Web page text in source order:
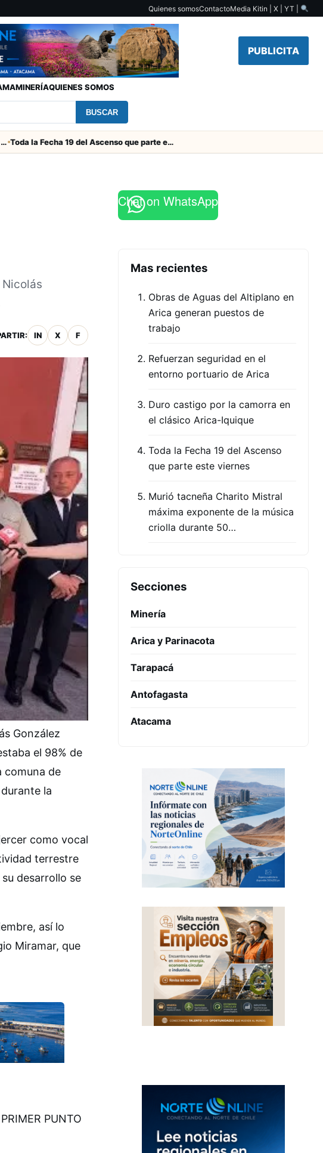
Quienes somosContactoMedia Kitin | X | YT |
PUBLICITA
MINERÍAQUIENES SOMOS
BUSCAR
Toda la Fecha 19 del Ascenso que parte este viernes
IN X F
González
el 98% de
comuna de
la
como vocal
terrestre
desarrollo se
así lo
Miramar, que
PUNTO
Chat on WhatsApp
Mas recientes
Obras de Aguas del Altiplano en
Arica generan puestos de
trabajo
Refuerzan seguridad en el
entorno portuario de Arica
Duro castigo por la camorra en
el clásico Arica-Iquique
Toda la Fecha 19 del Ascenso
que parte este viernes
Murió tacneña Charito Mistral
máxima exponente de la música
criolla durante 50…
Secciones
Minería
Arica y Parinacota
Tarapacá
Antofagasta
Atacama